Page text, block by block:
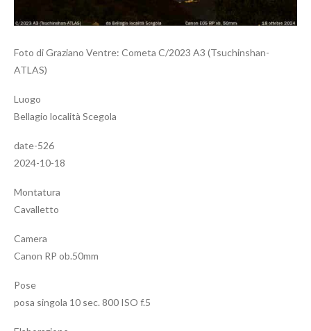
Foto di Graziano Ventre: Cometa C/2023 A3 (Tsuchinshan-
ATLAS)
Luogo
Bellagio località Scegola
date-526
2024-10-18
Montatura
Cavalletto
Camera
Canon RP ob.50mm
Pose
posa singola 10 sec. 800 ISO f.5